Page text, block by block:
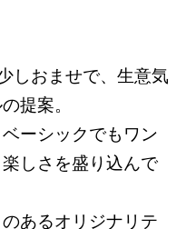
しおませで、生意気
提案。
ーシックでもワン
しさを盛り込んで
あるオリジナリテ